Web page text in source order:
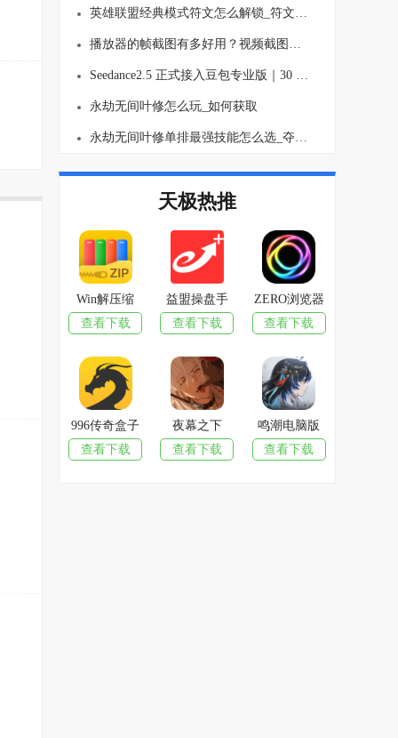
英雄联盟经典模式符文怎么解锁_符文要买吗
播放器的帧截图有多好用？视频截图再也不麻烦了！
Seedance2.5 正式接入豆包专业版｜30 秒长视频生成、多图参考 AI视频创作能力全面升级
永劫无间叶修怎么玩_如何获取
永劫无间叶修单排最强技能怎么选_夺宝模式玩法思路介绍
天极热推
Win解压缩
查看下载
益盟操盘手
查看下载
ZERO浏览器
查看下载
996传奇盒子
查看下载
夜幕之下
查看下载
鸣潮电脑版
查看下载